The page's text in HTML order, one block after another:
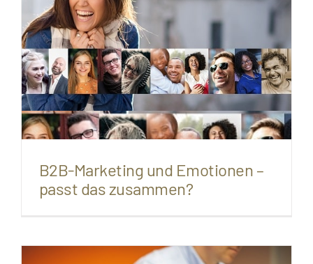
B2B-Marketing und Emotionen –
passt das zusammen?